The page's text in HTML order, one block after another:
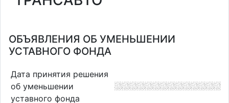
ОБЪЯВЛЕНИЯ ОБ УМЕНЬШЕНИИ
УСТАВНОГО ФОНДА
Дата принятия решения
об уменьшении
уставного фонда